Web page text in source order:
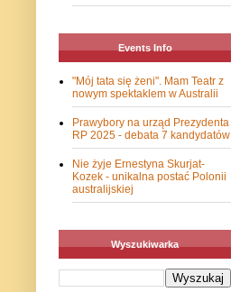
Events Info
"Mój tata się żeni". Mam Teatr z
nowym spektaklem w Australii
Prawybory na urząd Prezydenta
RP 2025 - debata 7 kandydatów
Nie żyje Ernestyna Skurjat-
Kozek - unikalna postać Polonii
australijskiej
Wyszukiwarka